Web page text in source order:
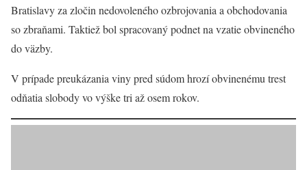
Bratislavy za zločin nedovoleného ozbrojovania a obchodovania
so zbraňami. Taktiež bol spracovaný podnet na vzatie obvineného
do väzby.
V prípade preukázania viny pred súdom hrozí obvinenému trest
odňatia slobody vo výške tri až osem rokov.